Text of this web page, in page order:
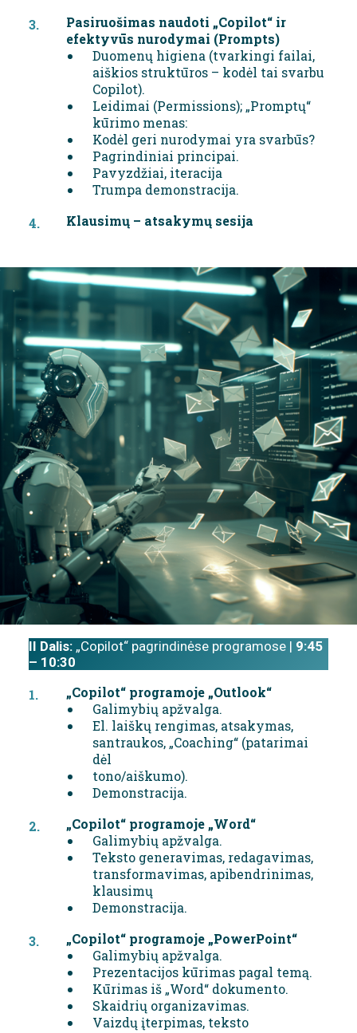
Pasiruošimas naudoti „Copilot“ ir
efektyvūs nurodymai (Prompts)
Duomenų higiena (tvarkingi failai,
aiškios struktūros – kodėl tai svarbu
Copilot).
Leidimai (Permissions); „Promptų“
kūrimo menas:
Kodėl geri nurodymai yra svarbūs?
Pagrindiniai principai.
Pavyzdžiai, iteracija
Trumpa demonstracija.
Klausimų – atsakymų sesija
II Dalis: „Copilot“ pagrindinėse programose | 9:45
– 10:30
„Copilot“ programoje „Outlook“
Galimybių apžvalga.
El. laiškų rengimas, atsakymas,
santraukos, „Coaching“ (patarimai
dėl
tono/aiškumo).
Demonstracija.
„Copilot“ programoje „Word“
Galimybių apžvalga.
Teksto generavimas, redagavimas,
transformavimas, apibendrinimas,
klausimų
Demonstracija.
„Copilot“ programoje „PowerPoint“
Galimybių apžvalga.
Prezentacijos kūrimas pagal temą.
Kūrimas iš „Word“ dokumento.
Skaidrių organizavimas.
Vaizdų įterpimas, teksto